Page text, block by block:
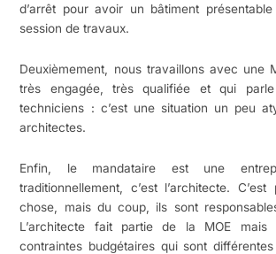
d’arrêt pour avoir un bâtiment
session de travaux.
Deuxièmement, nous travaillons avec une
très engagée, très qualifiée et qui
techniciens : c’est une situation un peu
architectes.
Enfin, le mandataire est une
traditionnellement, c’est l’architecte.
chose, mais du coup, ils sont
L’architecte fait partie de la MOE mais
contraintes budgétaires qui sont